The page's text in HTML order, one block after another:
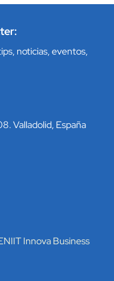
noticias, eventos,
Valladolid, España
Innova Business